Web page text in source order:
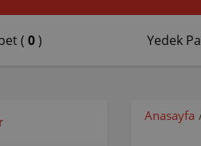
( 0) Yedek
Anasayfa